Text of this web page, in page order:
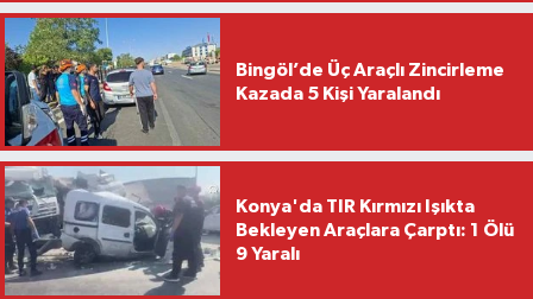
Bingöl’de Üç Araçlı Zincirleme
Kazada 5 Kişi Yaralandı
Konya'da TIR Kırmızı Işıkta
Bekleyen Araçlara Çarptı: 1 Ölü
9 Yaralı